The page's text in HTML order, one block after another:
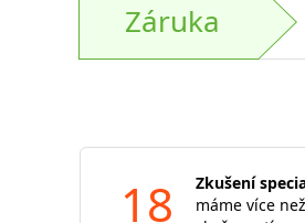
Záruka
18
Zkušení
máme více